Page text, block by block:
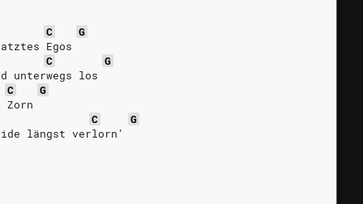
C
G
Egos
C
G
unterwegs los
C
G
Zorn
C
G
längst verlorn'